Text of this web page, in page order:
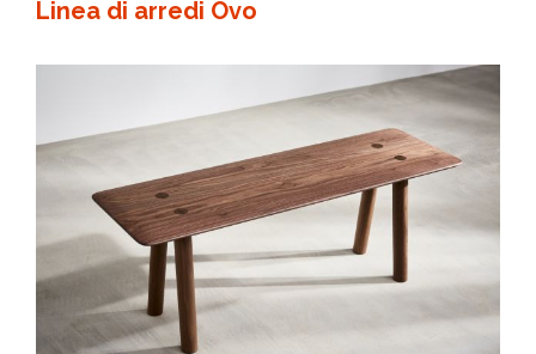
Linea di arredi Ovo